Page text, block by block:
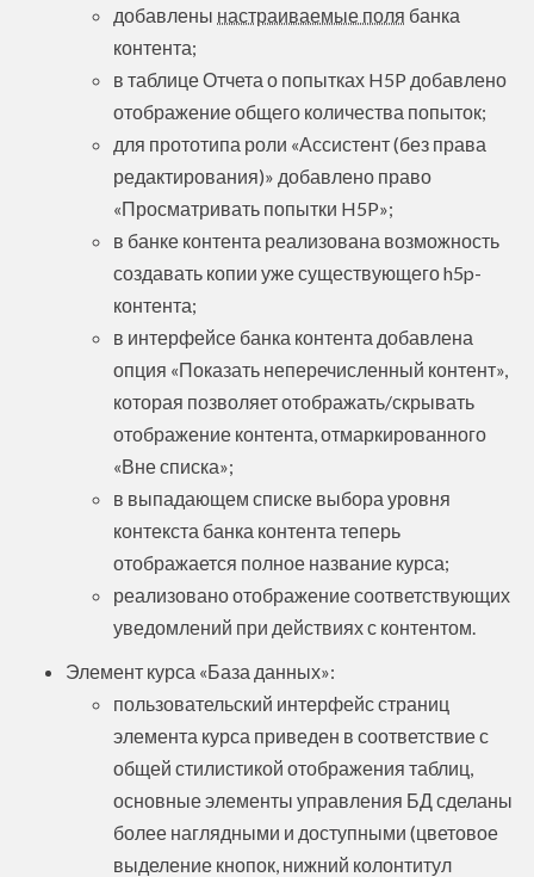
добавлены настраиваемые поля банка
контента;
в таблице Отчета о попытках H5P добавлено
отображение общего количества попыток;
для прототипа роли «Ассистент (без права
редактирования)» добавлено право
«Просматривать попытки H5P»;
в банке контента реализована возможность
создавать копии уже существующего h5p-
контента;
в интерфейсе банка контента добавлена
опция «Показать неперечисленный контент»,
которая позволяет отображать/скрывать
отображение контента, отмаркированного
«Вне списка»;
в выпадающем списке выбора уровня
контекста банка контента теперь
отображается полное название курса;
реализовано отображение соответствующих
уведомлений при действиях с контентом.
Элемент курса «База данных»:
пользовательский интерфейс страниц
элемента курса приведен в соответствие с
общей стилистикой отображения таблиц,
основные элементы управления БД сделаны
более наглядными и доступными (цветовое
выделение кнопок, нижний колонтитул